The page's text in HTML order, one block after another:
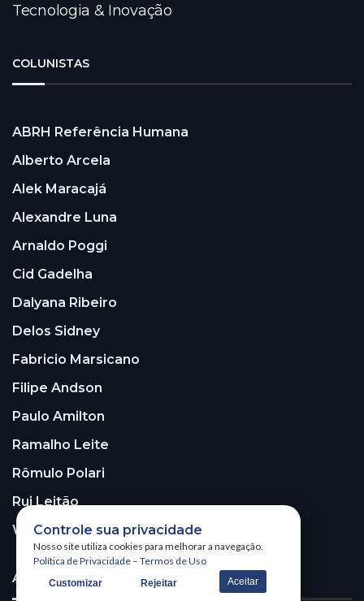
Tecnologia & Inovação
COLUNISTAS
ABRH Referência Humana
Alberto Arcela
Alek Maracajá
Alexandre Luna
Arnaldo Poggi
Cid Gadelha
Dalyana Ribeiro
Delos Sidney
Fabricio Marsicano
Filipe Andson
Paulo Amilton
Ramalho Leite
Rômulo Polari
Rui Leitão
Walter Santos
ASSINE A NOSSA NEWSLETTER!
Controle sua privacidade
Nosso site utiliza cookies para melhorar a navegação.
Política de Privacidade – Termos de Uso
Customizar Rejeitar Aceitar